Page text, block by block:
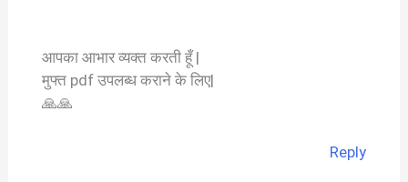
आपका आभार व्यक्त करती हूँ |
मुफ्त pdf उपलब्ध कराने के लिए|
🙏🙏
Reply